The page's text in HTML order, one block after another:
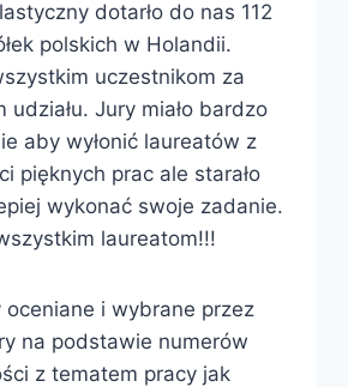
dotarło do nas 112
polskich w Holandii.
uczestnikom za
udziału. Jury miało bardzo
aby wyłonić laureatów z
pięknych prac ale starało
wykonać swoje zadanie.
laureatom!!!
oceniane i wybrane przez
na podstawie numerów
z tematem pracy jak